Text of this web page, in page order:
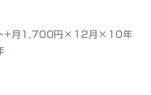
+月1,700円×12月×10年